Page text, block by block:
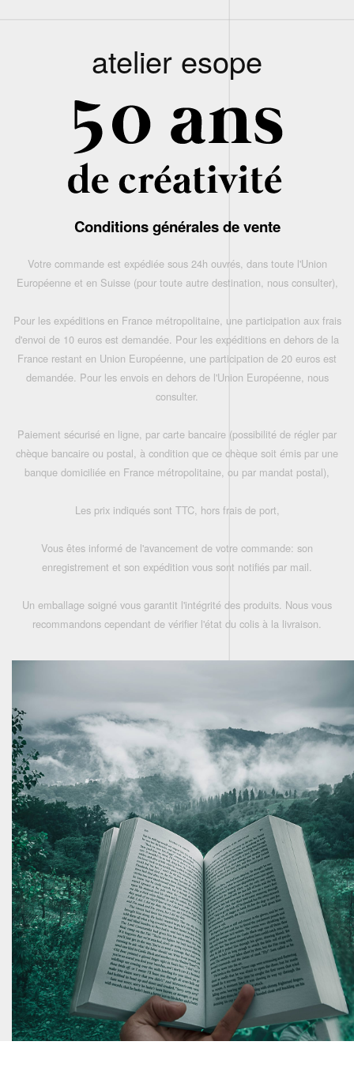
atelier esope
Conditions générales de vente
Votre commande est expédiée sous 24h ouvrés, dans toute l'Union
Européenne et en Suisse (pour toute autre destination, nous consulter),
Pour les expéditions en France métropolitaine, une participation aux frais
d'envoi de 10 euros est demandée. Pour les expéditions en dehors de la
France restant en Union Européenne, une participation de 20 euros est
demandée. Pour les envois en dehors de l'Union Européenne, nous
consulter.
Paiement sécurisé en ligne, par carte bancaire (possibilité de régler par
chèque bancaire ou postal, à condition que ce chèque soit émis par une
banque domiciliée en France métropolitaine, ou par mandat postal),
Les prix indiqués sont TTC, hors frais de port,
Vous êtes informé de l'avancement de votre commande: son
enregistrement et son expédition vous sont notifiés par mail.
Un emballage soigné vous garantit l'intégrité des produits. Nous vous
recommandons cependant de vérifier l'état du colis à la livraison.